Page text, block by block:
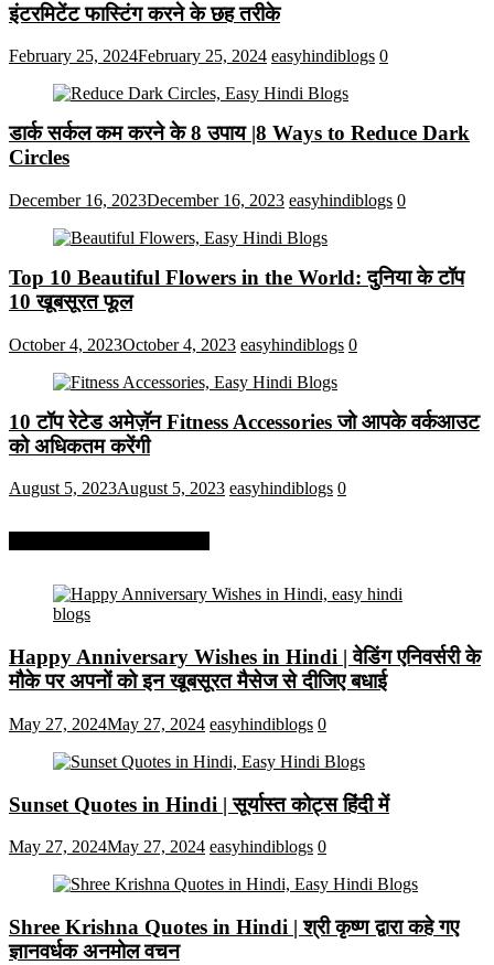
इंटरमिटेंट फास्टिंग करने के छह तरीके
February 25, 2024February 25, 2024 easyhindiblogs 0
डार्क सर्कल कम करने के 8 उपाय |8 Ways to Reduce Dark
Circles
December 16, 2023December 16, 2023 easyhindiblogs 0
Top 10 Beautiful Flowers in the World: दुनिया के टॉप
10 खूबसूरत फूल
October 4, 2023October 4, 2023 easyhindiblogs 0
10 टॉप रेटेड अमेज़ॅन Fitness Accessories जो आपके वर्कआउट
को अधिकतम करेंगी
August 5, 2023August 5, 2023 easyhindiblogs 0
Happy Anniversary Wishes in Hindi | वेडिंग एनिवर्सरी के
मौके पर अपनों को इन खूबसूरत मैसेज से दीजिए बधाई
May 27, 2024May 27, 2024 easyhindiblogs 0
Sunset Quotes in Hindi | सूर्यास्त कोट्स हिंदी में
May 27, 2024May 27, 2024 easyhindiblogs 0
Shree Krishna Quotes in Hindi | श्री कृष्ण द्वारा कहे गए
ज्ञानवर्धक अनमोल वचन